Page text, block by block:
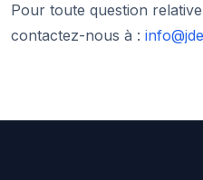
Pour toute question
contactez-nous à :